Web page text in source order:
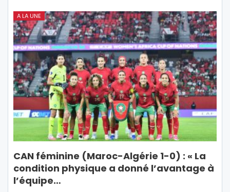
A LA UNE
CAN féminine (Maroc-Algérie 1-0) : « La
condition physique a donné l’avantage à
l’équipe…